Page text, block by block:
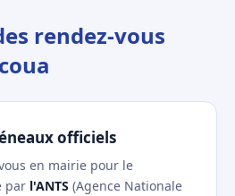
rendez-vous
officiels
en mairie pour le
par l'ANTS (Agence Nationale